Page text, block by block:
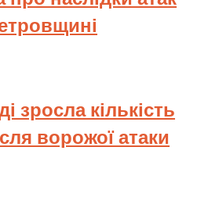
зросла кількість
ворожої атаки